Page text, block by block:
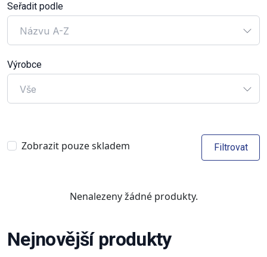
Seřadit podle
Názvu A-Z
Výrobce
Vše
Zobrazit pouze skladem Filtrovat
Nenalezeny žádné produkty.
Nejnovější produkty